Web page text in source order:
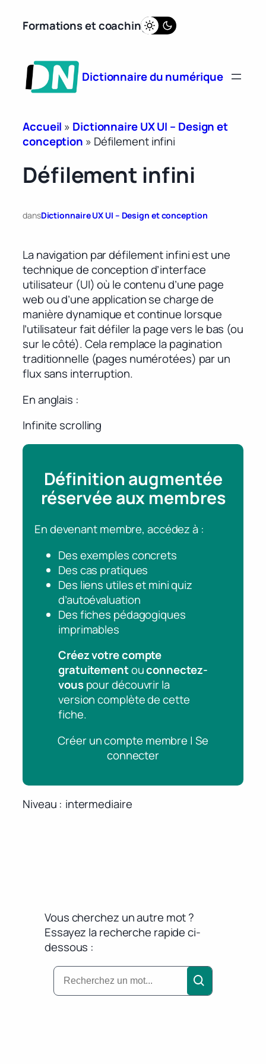
Formations et coaching
Dictionnaire du numérique
Accueil » Dictionnaire UX UI – Design et
conception » Défilement infini
Défilement infini
dansDictionnaire UX UI – Design et conception
La navigation par défilement infini est une
technique de conception d’interface
utilisateur (UI) où le contenu d’une page
web ou d’une application se charge de
manière dynamique et continue lorsque
l’utilisateur fait défiler la page vers le bas (ou
sur le côté). Cela remplace la pagination
traditionnelle (pages numérotées) par un
flux sans interruption.
En anglais
Infinite scrolling
Définition augmentée
réservée aux membres
En devenant membre, accédez à :
Des exemples concrets
Des cas pratiques
Des liens utiles et mini quiz
d’autoévaluation
Des fiches pédagogiques
imprimables
Créez votre compte
gratuitementouconnectez-
vouspour découvrir la
version complète de cette
fiche.
Créer un compte membre | Se
connecter
Niveau intermediaire
Vous cherchez un autre mot ?
Essayez la recherche rapide ci-
dessous :